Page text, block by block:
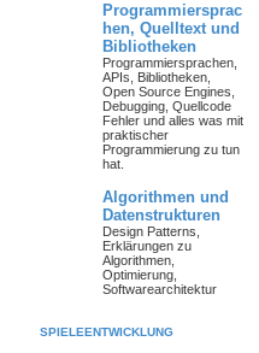
Programmiersprac
hen, Quelltext und
Bibliotheken
Programmiersprachen,
APIs, Bibliotheken,
Open Source Engines,
Debugging, Quellcode
Fehler und alles was mit
praktischer
Programmierung zu tun
hat.
Algorithmen und
Datenstrukturen
Design Patterns,
Erklärungen zu
Algorithmen,
Optimierung,
Softwarearchitektur
SPIELEENTWICKLUNG